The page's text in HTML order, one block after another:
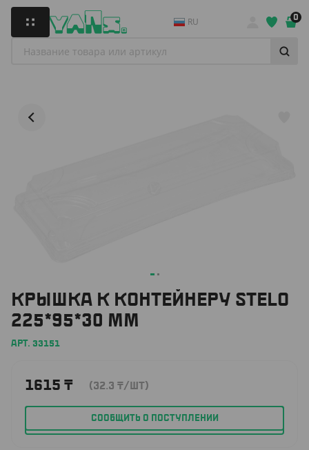
RU 0
КРЫШКА К КОНТЕЙНЕРУ STELO
225*95*30 ММ
АРТ. 33151
1615 ₸ (32.3 ₸/ШТ)
СООБЩИТЬ О ПОСТУПЛЕНИИ